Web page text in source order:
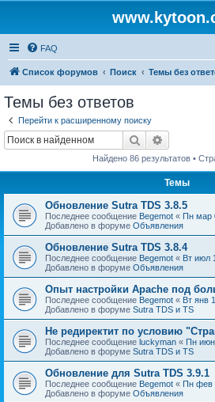
FAQ
Список форумов Поиск Темы без
Темы без ответов
Перейти к расширенному поиску
Поиск
Найдено 86 результатов •
Темы
Обновление Sutra TDS 3.8.5
Последнее сообщение Begemot « Пн мар
Добавлено в форуме Объявления
Обновление Sutra TDS 3.8.4
Последнее сообщение Begemot « Вт июл
Добавлено в форуме Объявления
Опыт настройки Apache под
Последнее сообщение Begemot « Вт янв
Добавлено в форуме Sutra TDS и TS
Не редиректит по условию
Последнее сообщение luckyman « Пн июн
Добавлено в форуме Sutra TDS и TS
Обновление для Sutra TDS 3.9.1
Последнее сообщение Begemot « Пн фев
Добавлено в форуме Объявления